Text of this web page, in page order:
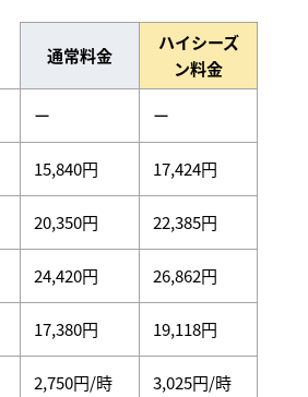
通常料金
ハイシーズ
ン料金
ー ー
15,840円 17,424円
20,350円 22,385円
24,420円 26,862円
17,380円 19,118円
2,750円/時 3,025円/時